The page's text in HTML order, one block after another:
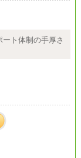
(※2)、180,500円
奈川県
県、高知県、大
児島県、沖縄
務地により異な
ト体制の手厚さ